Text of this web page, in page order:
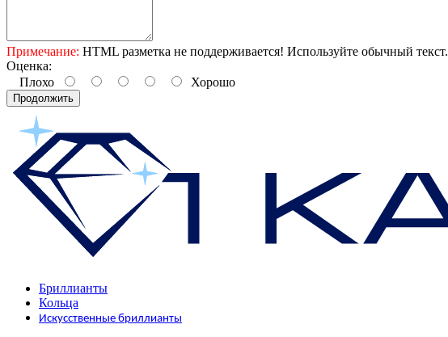
Примечание: HTML разметка не поддерживается! Используйте обычный текст.
Оценка:
Плохо
Хорошо
Продолжить
Бриллианты
Кольца
Искусственные бриллианты